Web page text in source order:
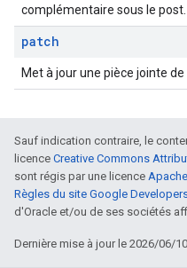
complémentaire sous le post.
patch
Met à jour une pièce jointe
Sauf indication contraire, le
licence Creative Commons
sont régis par une licence
Règles du site Google
d'Oracle et/ou de ses sociétés
Dernière mise à jour le 2026/06/